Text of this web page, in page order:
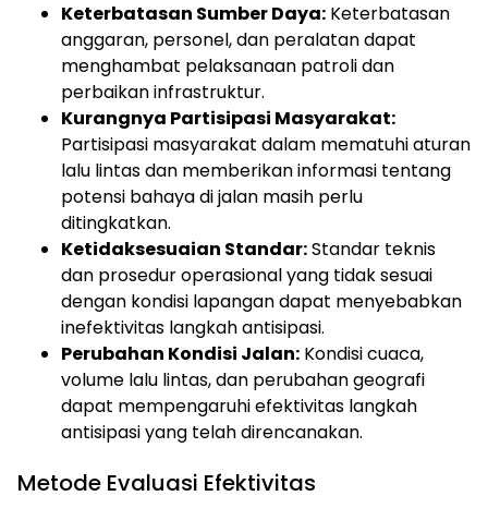
Keterbatasan Sumber Daya: Keterbatasan
anggaran, personel, dan peralatan dapat
menghambat pelaksanaan patroli dan
perbaikan infrastruktur.
Kurangnya Partisipasi Masyarakat:
Partisipasi masyarakat dalam mematuhi aturan
lalu lintas dan memberikan informasi tentang
potensi bahaya di jalan masih perlu
ditingkatkan.
Ketidaksesuaian Standar:Standar teknis
dan prosedur operasional yang tidak sesuai
dengan kondisi lapangan dapat menyebabkan
inefektivitas langkah antisipasi.
Perubahan Kondisi Jalan: Kondisi cuaca,
volume lalu lintas, dan perubahan geografi
dapat mempengaruhi efektivitas langkah
antisipasi yang telah direncanakan.
Metode Evaluasi Efektivitas